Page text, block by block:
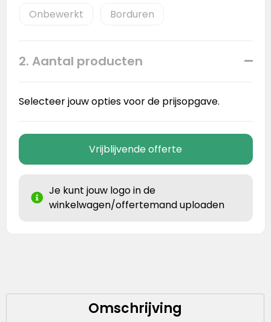
Onbewerkt
Borduren
2. Aantal producten
Selecteer jouw opties voor de prijsopgave.
Vrijblijvende offerte
Je kunt jouw logo in de
winkelwagen/offertemand uploaden
Omschrijving